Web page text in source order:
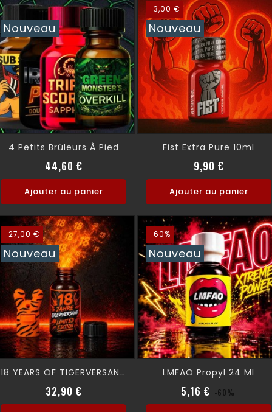
Nouveau
4 Petits Brûleurs À Pied
44,60 €Prix
Ajouter au panier
-3,00 €
Nouveau
Fist Extra Pure 10ml
9,90 €Prix
Prix
Ajouter au panier
-27,00 €
Nouveau
18 YEARS OF TIGERVERSAND - LIMITED EDITION -
32,90 €Prix normal
Prix
-60%
Nouveau
LMFAO Propyl 24 Ml
5,16 € Prix normal
-60%